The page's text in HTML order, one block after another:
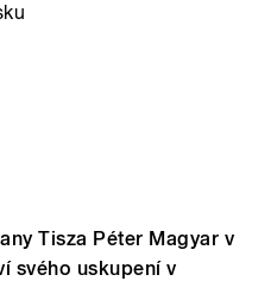
Tisza Péter Magyar v
svého uskupení v